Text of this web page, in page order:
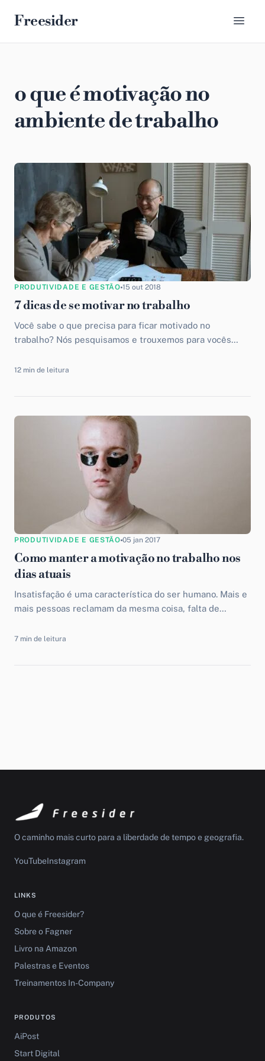
Freesider
o que é motivação no
ambiente de trabalho
PRODUTIVIDADE E GESTÃO 15 out 2018
7 dicas de se motivar no trabalho
Você sabe o que precisa para ficar motivado no
trabalho? Nós pesquisamos e trouxemos para vocês
12 min de leitura
PRODUTIVIDADE E GESTÃO 05 jan 2017
Como manter a motivação no trabalho nos
dias atuais
Insatisfação é uma característica do ser humano. Mais e
mais pessoas reclamam da mesma coisa, falta de
7 min de leitura
O caminho mais curto para a liberdade de tempo e geografia.
YouTubeInstagram
LINKS
O que é Freesider?
Sobre o Fagner
Livro na Amazon
Palestras e Eventos
Treinamentos In-Company
PRODUTOS
AiPost
Start Digital